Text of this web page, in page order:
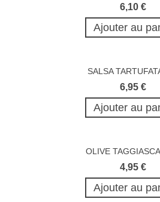
6,10 €
Ajouter au
SALSA
6,95 €
Ajouter au
OLIVE
4,95 €
Ajouter au